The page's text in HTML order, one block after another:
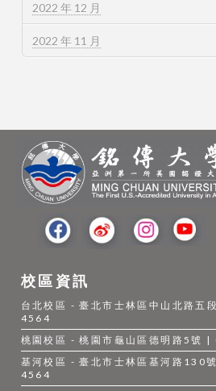
2022 年 12 月
2022 年 11 月
校區資訊
台北校區 - 臺北市士林區中山北路
4564
桃園校區 - 桃園市龜山區德明路5號
基河校區 - 臺北市士林區基河路
4564